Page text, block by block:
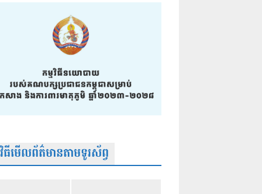
ធីមើលព័ត៌មានតាមទូរស័ព្វ